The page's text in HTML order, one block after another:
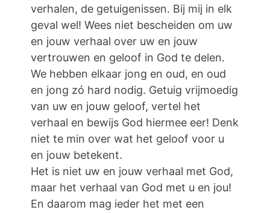
verhalen, de getuigenissen. Bij mij in elk
geval wel! Wees niet bescheiden om uw
en jouw verhaal over uw en jouw
vertrouwen en geloof in God te delen.
We hebben elkaar jong en oud, en oud
en jong zó hard nodig. Getuig vrijmoedig
van uw en jouw geloof, vertel het
verhaal en bewijs God hiermee eer! Denk
niet te min over wat het geloof voor u
en jouw betekent.
Het is niet uw en jouw verhaal met God,
maar het verhaal van God met u en jou!
En daarom mag ieder het met een